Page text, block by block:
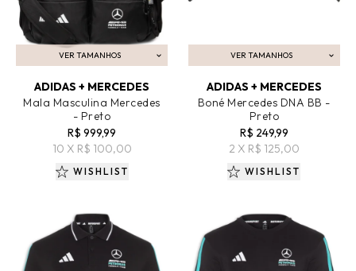
VER TAMANHOS
ADICIONAR AO CARRINHO
ADIDAS + MERCEDES
Mala Masculina Mercedes
- Preto
R$ 999,99
10 X R$ 100,00
WISHLIST
VER TAMANHOS
ADICIONAR AO CARRINHO
ADIDAS + MERCEDES
Boné Mercedes DNA BB -
Preto
R$ 249,99
2 X R$ 125,00
WISHLIST